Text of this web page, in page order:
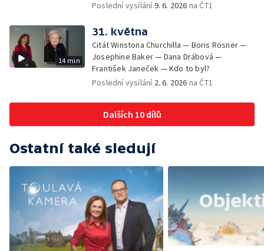
Poslední vysílání9. 6. 2026 na ČT1
14 min
31. května
Citát Winstona Churchilla — Boris Rösner —
Josephine Baker — Dana Drábová —
František Janeček — Kdo to byl?
Poslední vysílání 2. 6. 2026 na ČT1
Dalších 10 dílů
Ostatní také sledují